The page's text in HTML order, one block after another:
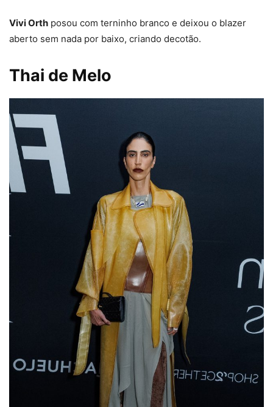
Vivi Orth posou com terninho branco e deixou o blazer
aberto sem nada por baixo, criando decotão.
Thai de Melo